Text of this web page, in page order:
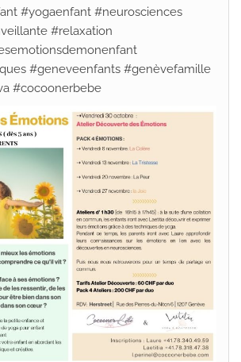
#yogaenfant #neurosciences
#relaxation
#geneveenfants #genèvefamille
#cocoonerbebe